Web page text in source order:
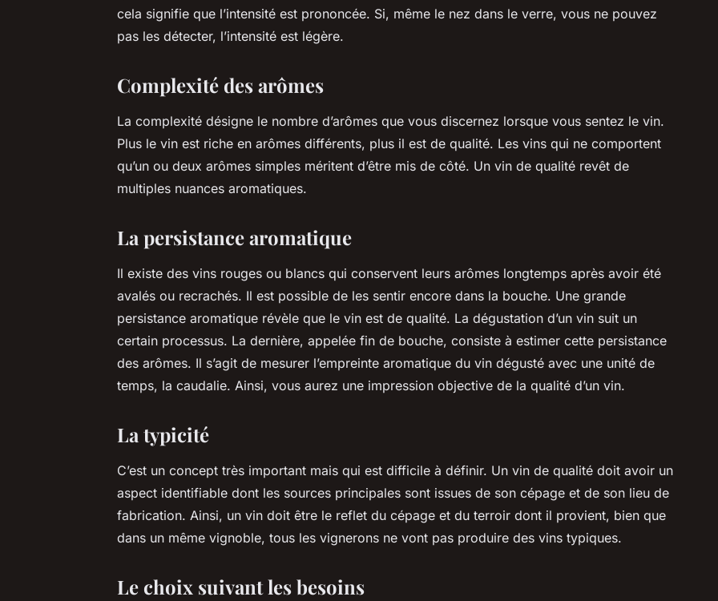
cela signifie que l’intensité est prononcée. Si, même le nez dans le verre, vous ne pouvez
pas les détecter, l’intensité est légère.
Complexité des arômes
La complexité désigne le nombre d’arômes que vous discernez lorsque vous sentez le vin.
Plus le vin est riche en arômes différents, plus il est de qualité. Les vins qui ne comportent
qu’un ou deux arômes simples méritent d’être mis de côté. Un vin de qualité revêt de
multiples nuances aromatiques.
La persistance aromatique
Il existe des vins rouges ou blancs qui conservent leurs arômes longtemps après avoir été
avalés ou recrachés. Il est possible de les sentir encore dans la bouche. Une grande
persistance aromatique révèle que le vin est de qualité. La dégustation d’un vin suit un
certain processus. La dernière, appelée fin de bouche, consiste à estimer cette persistance
des arômes. Il s’agit de mesurer l’empreinte aromatique du vin dégusté avec une unité de
temps, la caudalie. Ainsi, vous aurez une impression objective de la qualité d’un vin.
La typicité
C’est un concept très important mais qui est difficile à définir. Un vin de qualité doit avoir un
aspect identifiable dont les sources principales sont issues de son cépage et de son lieu de
fabrication. Ainsi, un vin doit être le reflet du cépage et du terroir dont il provient, bien que
dans un même vignoble, tous les vignerons ne vont pas produire des vins typiques.
Le choix suivant les besoins